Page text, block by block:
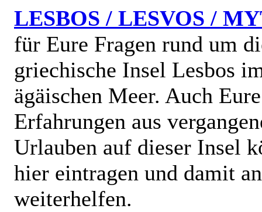
LESBOS / LESVOS /
für Eure Fragen rund um
griechische Insel Lesbos
ägäischen Meer. Auch Eure
Erfahrungen aus
Urlauben auf dieser Insel
hier eintragen und damit
weiterhelfen.